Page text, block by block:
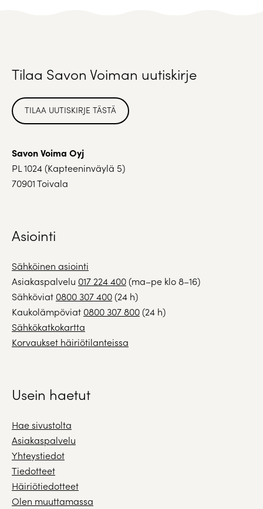
Tilaa Savon Voiman uutiskirje
TILAA UUTISKIRJE TÄSTÄ
Savon Voima Oyj
PL 1024 (Kapteeninväylä 5)
70901 Toivala
Asiointi
Sähköinen asiointi
Asiakaspalvelu 017 224 400(ma–pe klo 8–16)
Sähköviat 0800 307 400(24 h)
Kaukolämpöviat 0800 307 800(24 h)
Sähkökatkokartta
Korvaukset häiriötilanteissa
Usein haetut
Hae sivustolta
Asiakaspalvelu
Yhteystiedot
Tiedotteet
Häiriötiedotteet
Olen muuttamassa